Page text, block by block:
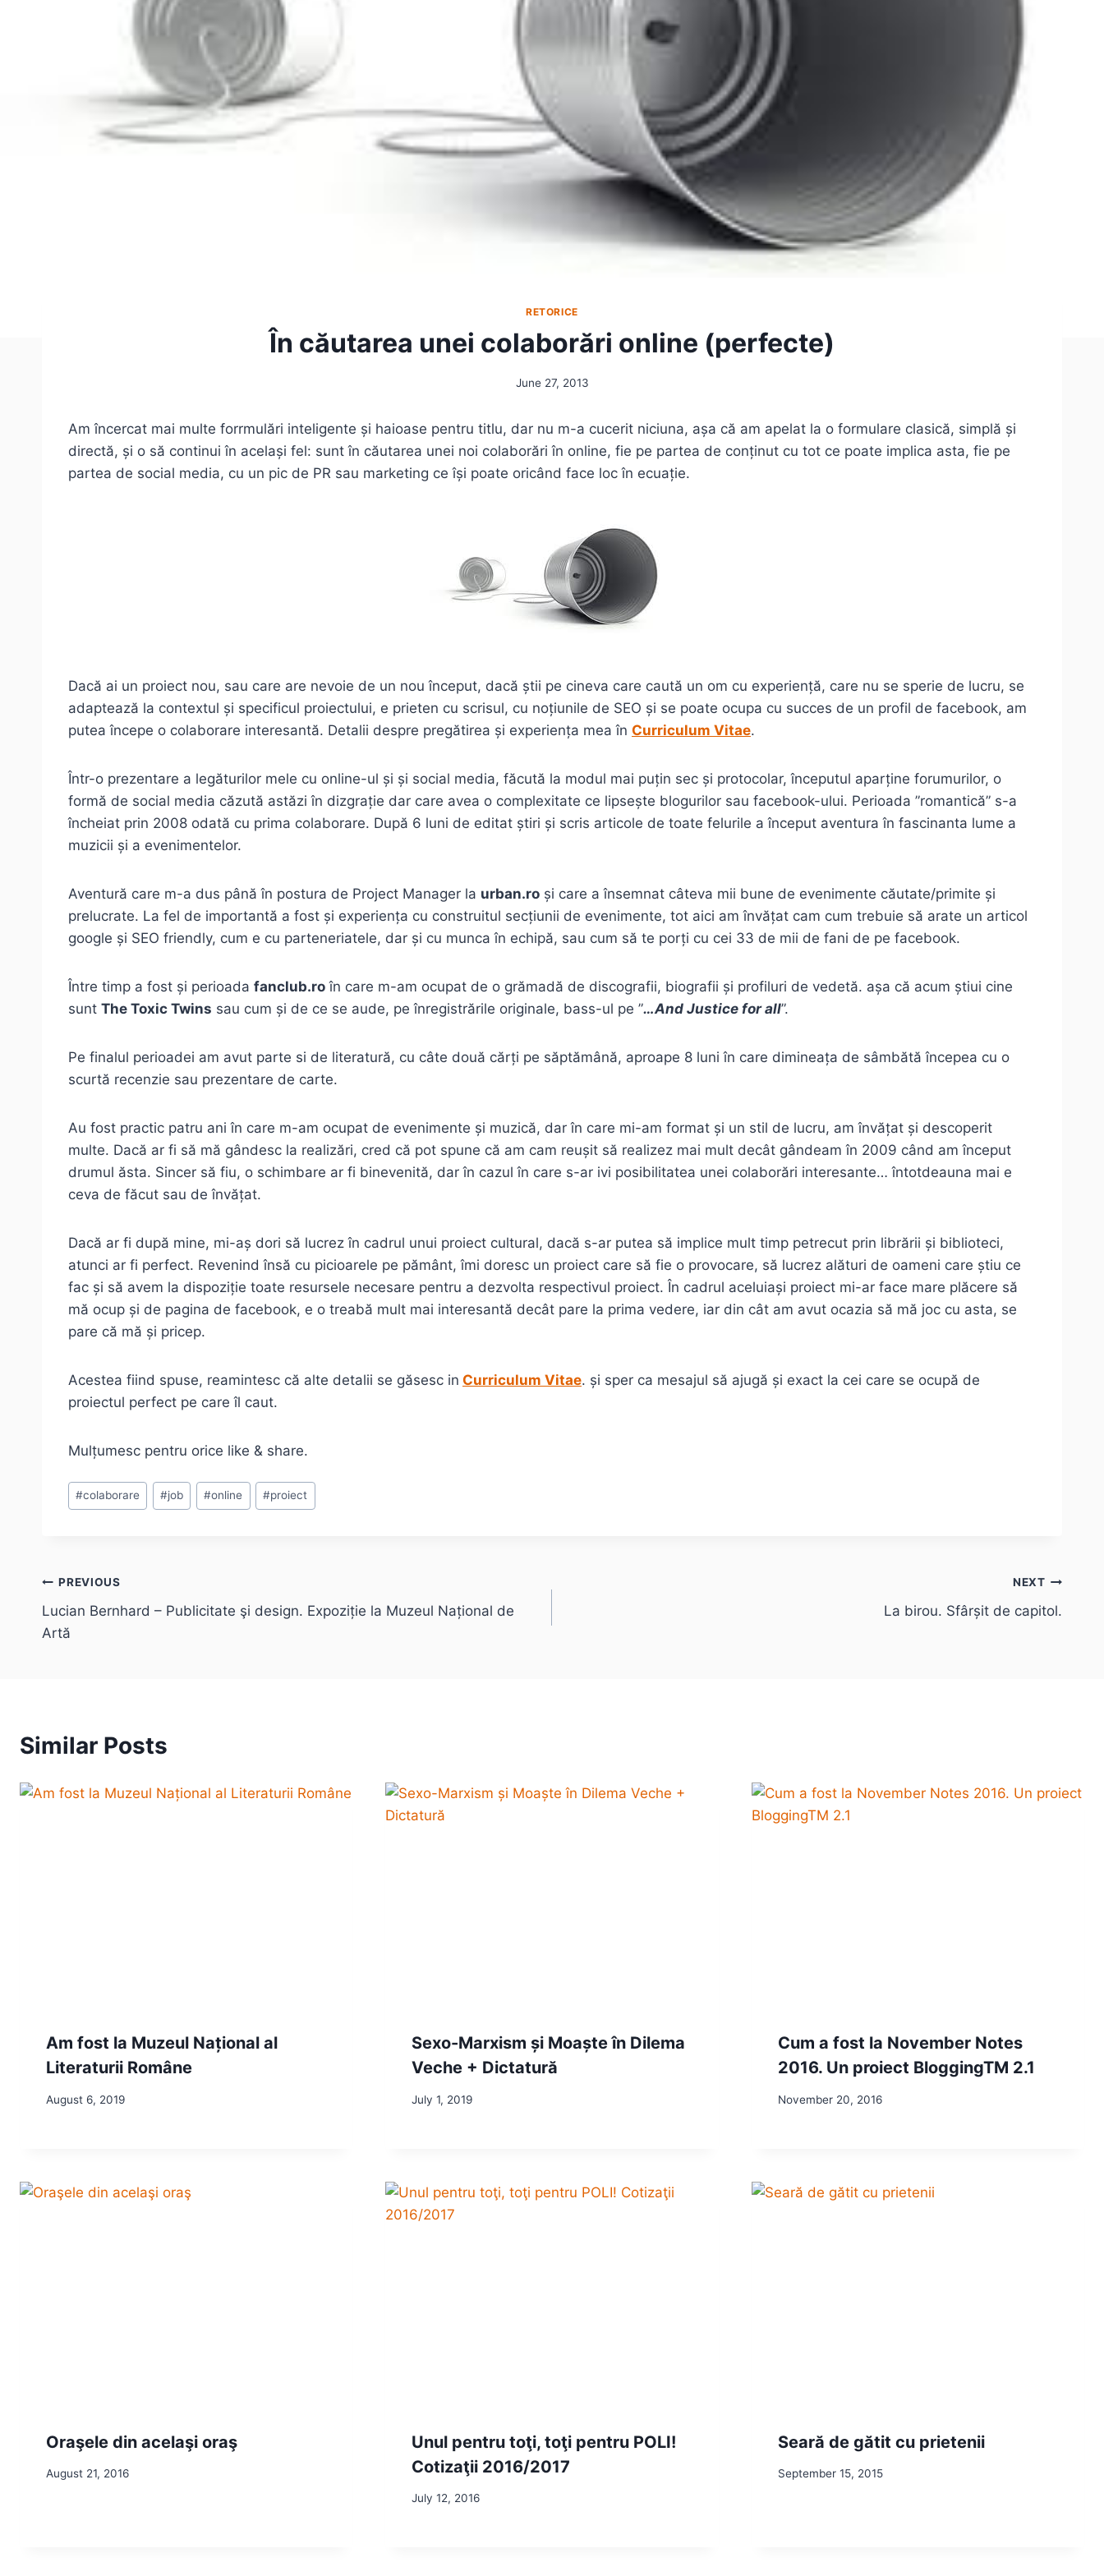
RETORICE
În căutarea unei colaborări online (perfecte)
June 27, 2013
Am încercat mai multe forrmulări inteligente și haioase pentru titlu, dar nu m-a cucerit niciuna, așa că am apelat la o formulare clasică, simplă și
directă, și o să continui în același fel: sunt în căutarea unei noi colaborări în online, fie pe partea de conținut cu tot ce poate implica asta, fie pe
partea de social media, cu un pic de PR sau marketing ce își poate oricând face loc în ecuație.
Dacă ai un proiect nou, sau care are nevoie de un nou început, dacă știi pe cineva care caută un om cu experiență, care nu se sperie de lucru, se
adaptează la contextul și specificul proiectului, e prieten cu scrisul, cu noțiunile de SEO și se poate ocupa cu succes de un profil de facebook, am
putea începe o colaborare interesantă. Detalii despre pregătirea și experiența mea în Curriculum Vitae.
Într-o prezentare a legăturilor mele cu online-ul și și social media, făcută la modul mai puțin sec și protocolar, începutul aparține forumurilor, o
formă de social media căzută astăzi în dizgrație dar care avea o complexitate ce lipsește blogurilor sau facebook-ului. Perioada ”romantică” s-a
încheiat prin 2008 odată cu prima colaborare. După 6 luni de editat știri și scris articole de toate felurile a început aventura în fascinanta lume a
muzicii și a evenimentelor.
Aventură care m-a dus până în postura de Project Manager la urban.ro și care a însemnat câteva mii bune de evenimente căutate/primite și
prelucrate. La fel de importantă a fost și experiența cu construitul secțiunii de evenimente, tot aici am învățat cam cum trebuie să arate un articol
google și SEO friendly, cum e cu parteneriatele, dar și cu munca în echipă, sau cum să te porți cu cei 33 de mii de fani de pe facebook.
Între timp a fost și perioada fanclub.ro în care m-am ocupat de o grămadă de discografii, biografii și profiluri de vedetă. așa că acum știui cine
sunt The Toxic Twins sau cum și de ce se aude, pe înregistrările originale, bass-ul pe ”…And Justice for all”.
Pe finalul perioadei am avut parte si de literatură, cu câte două cărți pe săptămână, aproape 8 luni în care dimineața de sâmbătă începea cu o
scurtă recenzie sau prezentare de carte.
Au fost practic patru ani în care m-am ocupat de evenimente și muzică, dar în care mi-am format și un stil de lucru, am învățat și descoperit
multe. Dacă ar fi să mă gândesc la realizări, cred că pot spune că am cam reușit să realizez mai mult decât gândeam în 2009 când am început
drumul ăsta. Sincer să fiu, o schimbare ar fi binevenită, dar în cazul în care s-ar ivi posibilitatea unei colaborări interesante… întotdeauna mai e
ceva de făcut sau de învățat.
Dacă ar fi după mine, mi-aș dori să lucrez în cadrul unui proiect cultural, dacă s-ar putea să implice mult timp petrecut prin librării și biblioteci,
atunci ar fi perfect. Revenind însă cu picioarele pe pământ, îmi doresc un proiect care să fie o provocare, să lucrez alături de oameni care știu ce
fac și să avem la dispoziție toate resursele necesare pentru a dezvolta respectivul proiect. În cadrul aceluiași proiect mi-ar face mare plăcere să
mă ocup și de pagina de facebook, e o treabă mult mai interesantă decât pare la prima vedere, iar din cât am avut ocazia să mă joc cu asta, se
pare că mă și pricep.
Acestea fiind spuse, reamintesc că alte detalii se găsesc in Curriculum Vitae. și sper ca mesajul să ajugă și exact la cei care se ocupă de
proiectul perfect pe care îl caut.
Mulțumesc pentru orice like & share.
Post
Tags:
#colaborare #job #online #proiect
Post
navigation
PREVIOUS
Lucian Bernhard – Publicitate şi design. Expoziție la Muzeul Național de
Artă
NEXT
La birou. Sfârșit de capitol.
Similar Posts
Am fost la Muzeul Național al
Literaturii Române
August 6, 2019
Sexo-Marxism și Moaște în Dilema
Veche + Dictatură
July 1, 2019
Cum a fost la November Notes
2016. Un proiect BloggingTM 2.1
November 20, 2016
Oraşele din acelaşi oraş
August 21, 2016
Unul pentru toţi, toţi pentru POLI!
Cotizaţii 2016/2017
July 12, 2016
Seară de gătit cu prietenii
September 15, 2015